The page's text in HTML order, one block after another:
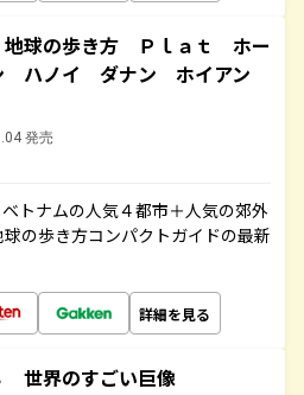
球の歩き方 Ｐｌａｔ ホー
ハノイ ダナン ホイアン
発売
トナムの人気４都市＋人気の郊外
の歩き方コンパクトガイドの最新
詳細を見る
世界のすごい巨像